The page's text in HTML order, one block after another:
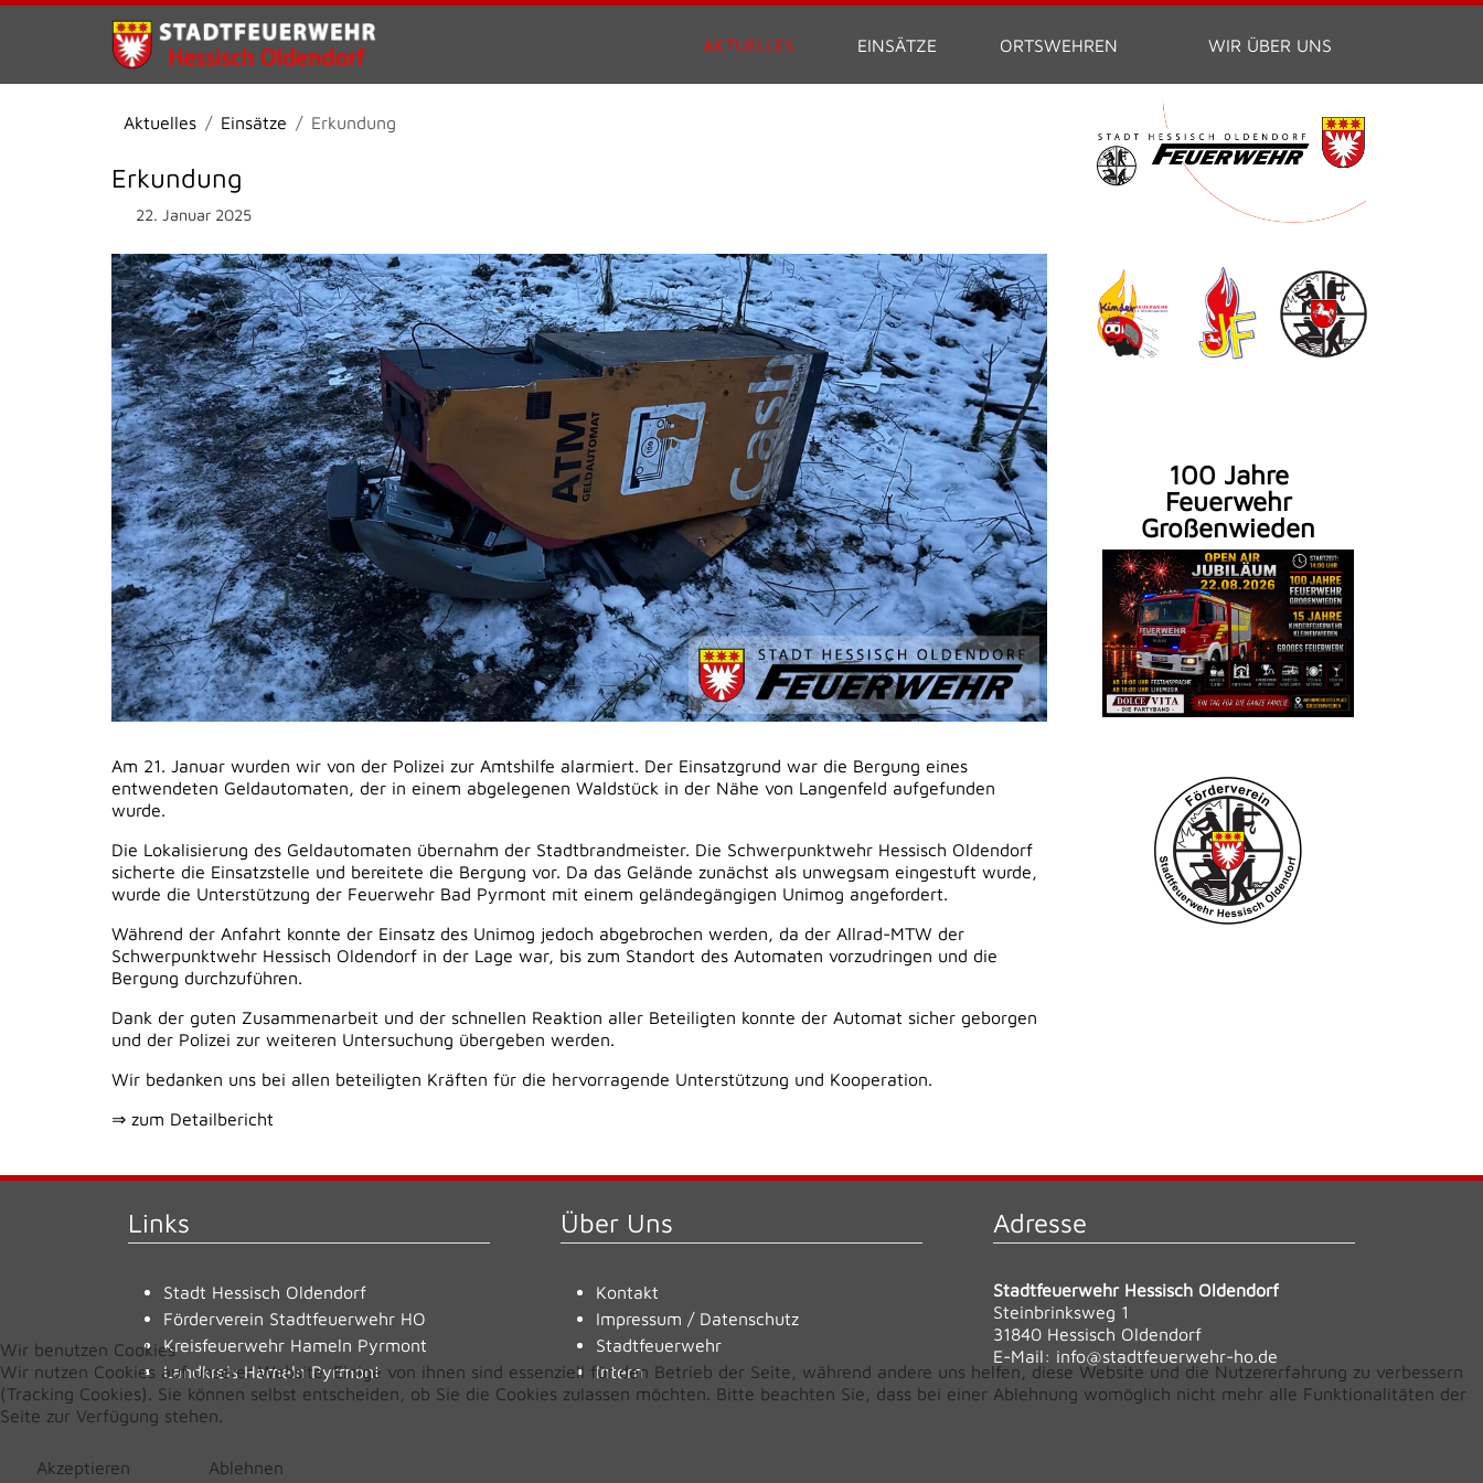
AKTUELLES EINSÄTZE ORTSWEHREN WIR ÜBER UNS
Aktuelles Einsätze Erkundung
Erkundung
22. Januar 2025
Am 21. Januar wurden wir von der Polizei zur Amtshilfe alarmiert. Der Einsatzgrund war die Bergung eines
entwendeten Geldautomaten, der in einem abgelegenen Waldstück in der Nähe von Langenfeld aufgefunden
wurde.
Die Lokalisierung des Geldautomaten übernahm der Stadtbrandmeister. Die Schwerpunktwehr Hessisch Oldendorf
sicherte die Einsatzstelle und bereitete die Bergung vor. Da das Gelände zunächst als unwegsam eingestuft wurde,
wurde die Unterstützung der Feuerwehr Bad Pyrmont mit einem geländegängigen Unimog angefordert.
Während der Anfahrt konnte der Einsatz des Unimog jedoch abgebrochen werden, da der Allrad-MTW der
Schwerpunktwehr Hessisch Oldendorf in der Lage war, bis zum Standort des Automaten vorzudringen und die
Bergung durchzuführen.
Dank der guten Zusammenarbeit und der schnellen Reaktion aller Beteiligten konnte der Automat sicher geborgen
und der Polizei zur weiteren Untersuchung übergeben werden.
Wir bedanken uns bei allen beteiligten Kräften für die hervorragende Unterstützung und Kooperation.
⇒ zum Detailbericht
100 Jahre
Feuerwehr
Großenwieden
Links
Stadt Hessisch Oldendorf
Förderverein Stadtfeuerwehr HO
Kreisfeuerwehr Hameln Pyrmont
Landkreis Hameln Pyrmont
Über Uns
Kontakt
Impressum / Datenschutz
Stadtfeuerwehr
Intern
Adresse
Stadtfeuerwehr Hessisch Oldendorf
Steinbrinksweg 1
31840 Hessisch Oldendorf
E-Mail: info@stadtfeuerwehr-ho.de
Wir benutzen Cookies
Wir nutzen Cookies auf unserer Website. Einige von ihnen sind essenziell für den Betrieb der Seite, während andere uns helfen, diese Website und die Nutzererfahrung zu verbessern
(Tracking Cookies). Sie können selbst entscheiden, ob Sie die Cookies zulassen möchten. Bitte beachten Sie, dass bei einer Ablehnung womöglich nicht mehr alle Funktionalitäten der
Seite zur Verfügung stehen.
Akzeptieren Ablehnen